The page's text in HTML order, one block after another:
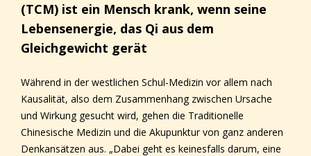
(TCM) ist ein Mensch krank, wenn seine
Lebensenergie, das Qi aus dem
Gleichgewicht gerät
Während in der westlichen Schul-Medizin vor allem nach
Kausalität, also dem Zusammenhang zwischen Ursache
und Wirkung gesucht wird, gehen die Traditionelle
Chinesische Medizin und die Akupunktur von ganz anderen
Denkansätzen aus. „Dabei geht es keinesfalls darum, eine